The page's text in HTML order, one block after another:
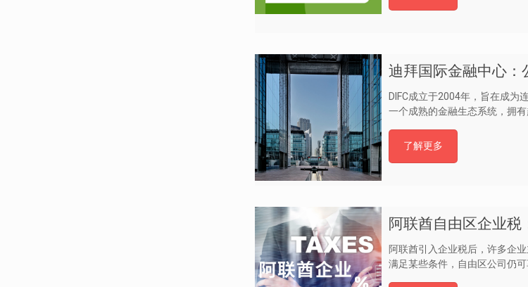
迪拜国际金融中心：
DIFC成立于2004年，旨在成为
一个成熟的金融生态系统，拥
了解更多
阿联酋自由区企业税
阿联酋引入企业税后，许多企
满足某些条件，自由区公司仍